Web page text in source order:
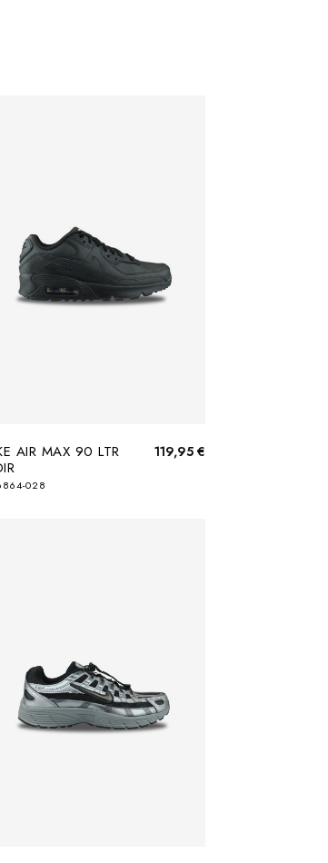
AIR MAX 90 LTR
028
119,95 €